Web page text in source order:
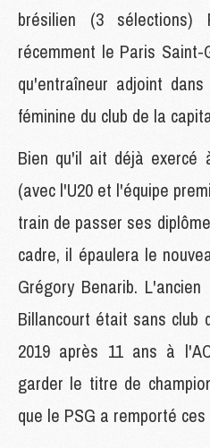
brésilien (3
récemment le Paris
qu'entraîneur adjoint
féminine du club de la
Bien qu'il ait déjà exercé
(avec l'U20 et l'équipe
train de passer ses
cadre, il épaulera le
Grégory Benarib.
Billancourt était sans club
2019 après 11 ans à
garder le titre de
que le PSG a remporté